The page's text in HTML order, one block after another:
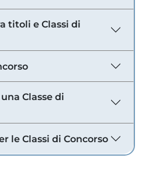
titoli e Classi di
Classe di
le Classi di Concorso